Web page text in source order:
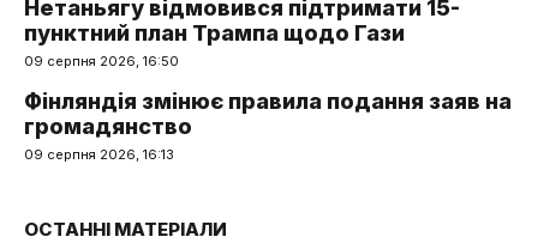
Нетаньягу відмовився підтримати 15-
пунктний план Трампа щодо Гази
09 серпня 2026, 16:50
Фінляндія змінює правила подання заяв на
громадянство
09 серпня 2026, 16:13
ОСТАННІ МАТЕРІАЛИ